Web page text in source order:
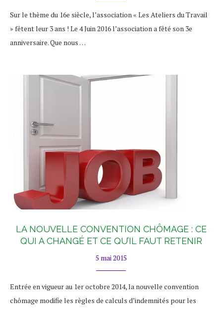
Sur le thème du 16e siècle, l’association « Les Ateliers du Travail
» fêtent leur 3 ans ! Le 4 Juin 2016 l’association a fêté son 3e
anniversaire. Que nous …
LA NOUVELLE CONVENTION CHÔMAGE : CE
QUI A CHANGÉ ET CE QU’IL FAUT RETENIR
5 mai 2015
Entrée en vigueur au 1er octobre 2014, la nouvelle convention
chômage modifie les règles de calculs d’indemnités pour les